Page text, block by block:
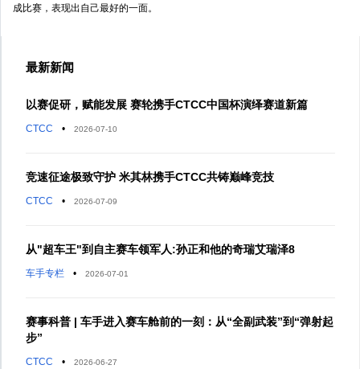
成比赛，表现出自己最好的一面。
最新新闻
以赛促研，赋能发展 赛轮携手CTCC中国杯演绎赛道新篇
CTCC • 2026-07-10
竞速征途极致守护 米其林携手CTCC共铸巅峰竞技
CTCC • 2026-07-09
从"超车王"到自主赛车领军人:孙正和他的奇瑞艾瑞泽8
车手专栏 • 2026-07-01
赛事科普 | 车手进入赛车舱前的一刻：从“全副武装”到“弹射起
步”
CTCC • 2026-06-27